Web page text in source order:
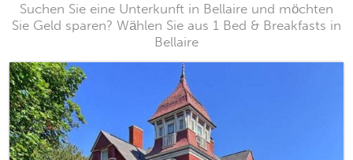
Suchen Sie eine Unterkunft in Bellaire und möchten
Sie Geld sparen? Wählen Sie aus 1 Bed & Breakfasts in
Bellaire